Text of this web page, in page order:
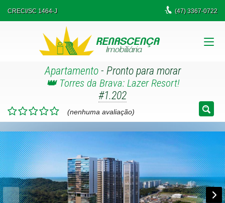
CRECI/SC 1464-J (47)3367-0722
Apartamento- Pronto para morar
👑 Torres da Brava: Lazer Resort!
#1.202
(nenhuma avaliação)